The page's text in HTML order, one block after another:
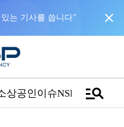
는 기사를 씁니다” close
상공인이슈NSPTVmanage_search